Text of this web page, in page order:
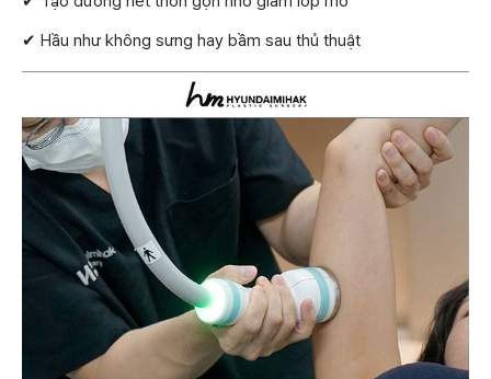
✔ Hầu như không sưng hay bầm sau thủ thuật